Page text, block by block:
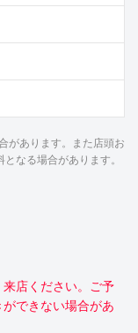
があります。また店頭お
なる場合があります。
店ください。ご予
できない場合があ